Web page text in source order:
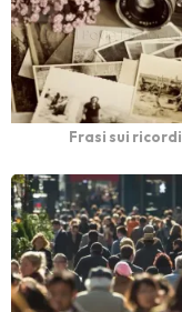
Frasi sui ricordi